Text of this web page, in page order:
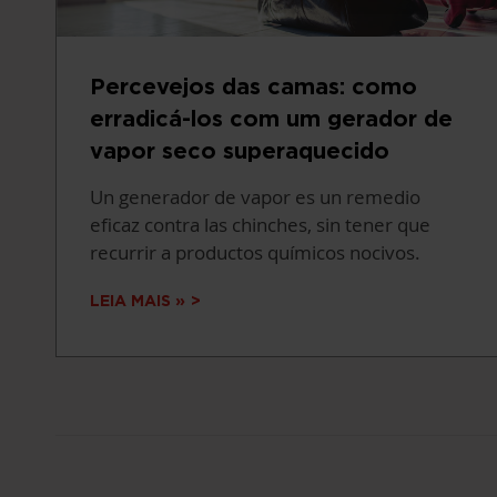
Percevejos das camas: como
erradicá-los com um gerador de
vapor seco superaquecido
Un generador de vapor es un remedio
eficaz contra las chinches, sin tener que
recurrir a productos químicos nocivos.
LEIA MAIS »